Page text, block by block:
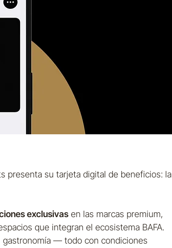
presenta su tarjeta digital de beneficios: la
exclusivas en las marcas premium,
que integran el ecosistema BAFA.
gastronomía — todo con condiciones